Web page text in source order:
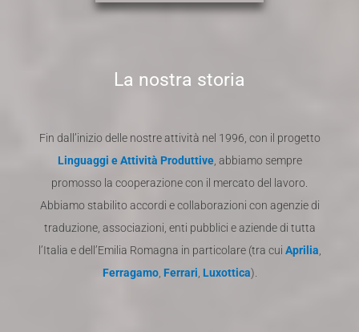
La nostra storia
Fin dall’inizio delle nostre attività nel 1996, con il progetto
Linguaggi e Attività Produttive, abbiamo sempre
promosso la cooperazione con il mercato del lavoro.
Abbiamo stabilito accordi e collaborazioni con agenzie di
traduzione, associazioni, enti pubblici e aziende di tutta
l’Italia e dell’Emilia Romagna in particolare (tra cui Aprilia,
Ferragamo, Ferrari, Luxottica).